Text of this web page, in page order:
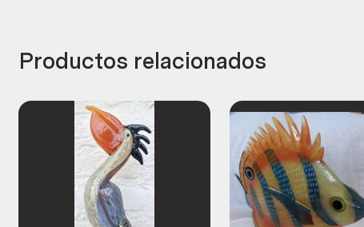
Productos relacionados